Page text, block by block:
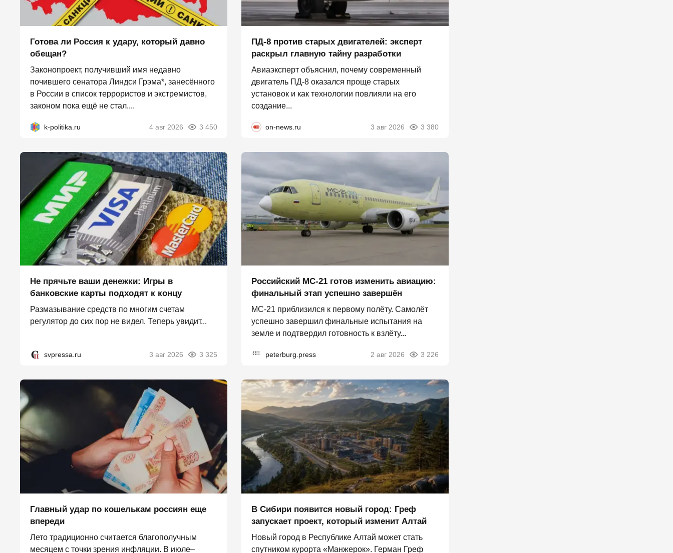
Готова ли Россия к удару, который давно
обещан?
Законопроект, получивший имя недавно
почившего сенатора Линдси Грэма*, занесённого
в России в список террористов и экстремистов,
законом пока ещё не стал....
k-politika.ru 4 авг 2026 3 450
ПД-8 против старых двигателей: эксперт
раскрыл главную тайну разработки
Авиаэксперт объяснил, почему современный
двигатель ПД-8 оказался проще старых
установок и как технологии повлияли на его
создание...
on-news.ru 3 авг 2026 3 380
Не прячьте ваши денежки: Игры в
банковские карты подходят к концу
Размазывание средств по многим счетам
регулятор до сих пор не видел. Теперь увидит...
svpressa.ru 3 авг 2026 3 325
Российский МС-21 готов изменить авиацию:
финальный этап успешно завершён
МС-21 приблизился к первому полёту. Самолёт
успешно завершил финальные испытания на
земле и подтвердил готовность к взлёту...
peterburg.press 2 авг 2026 3 226
Главный удар по кошелькам россиян еще
впереди
Лето традиционно считается благополучным
месяцем с точки зрения инфляции. В июле–
В Сибири появится новый город: Греф
запускает проект, который изменит Алтай
Новый город в Республике Алтай может стать
спутником курорта «Манжерок». Герман Греф